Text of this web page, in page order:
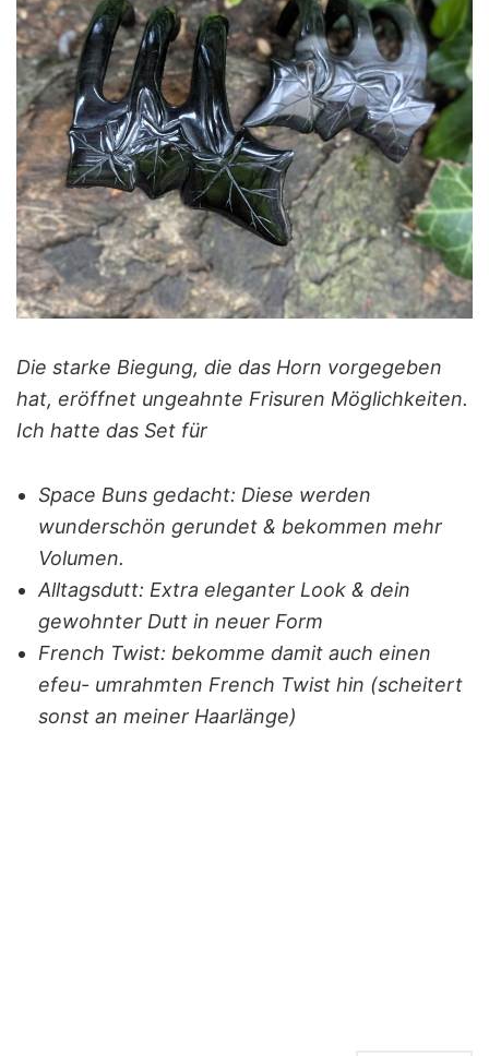
Die starke Biegung, die das Horn vorgegeben
hat, eröffnet ungeahnte Frisuren Möglichkeiten.
Ich hatte das Set für
Space Buns gedacht: Diese werden
wunderschön gerundet & bekommen mehr
Volumen.
Alltagsdutt: Extra eleganter Look & dein
gewohnter Dutt in neuer Form
French Twist: bekomme damit auch einen
efeu- umrahmten French Twist hin (scheitert
sonst an meiner Haarlänge)